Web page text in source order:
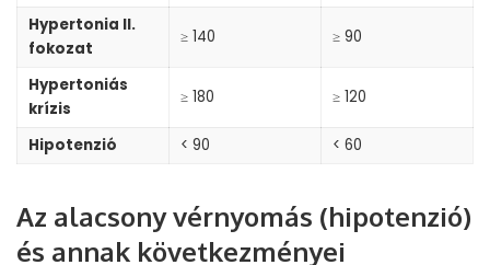
Hypertonia II.
fokozat
≥ 140 ≥ 90
Hypertoniás
krízis
≥ 180 ≥ 120
Hipotenzió < 90 < 60
Az alacsony vérnyomás (hipotenzió)
és annak következményei